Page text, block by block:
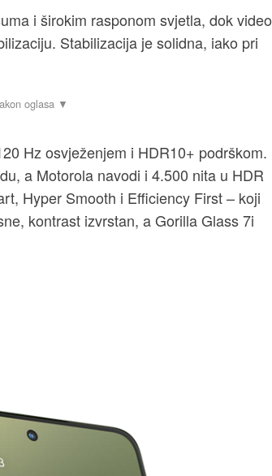
i širokim rasponom svjetla, dok video
Stabilizacija je solidna, iako pri
Hz osvježenjem i HDR10+ podrškom.
a Motorola navodi i 4.500 nita u HDR
Hyper Smooth i Efficiency First – koji
kontrast izvrstan, a Gorilla Glass 7i